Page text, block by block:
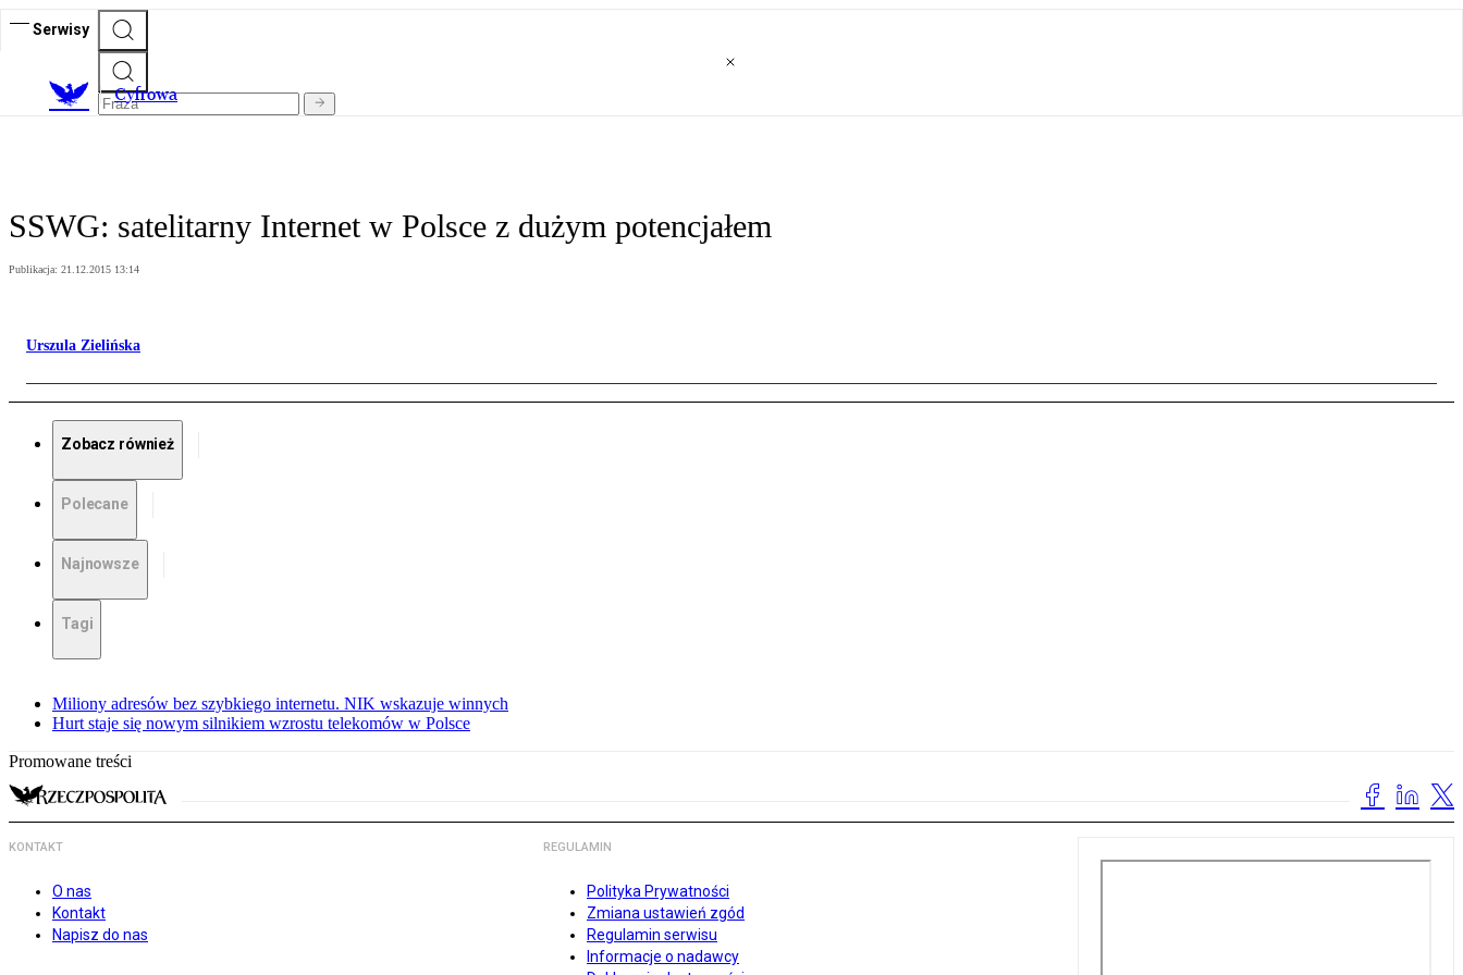
Serwisy
Cyfrowa
SSWG: satelitarny Internet w Polsce z dużym potencjałem
Publikacja: 21.12.2015 13:14
Urszula Zielińska
Zobacz również
Polecane
Najnowsze
Tagi
Miliony adresów bez szybkiego internetu. NIK wskazuje winnych
Hurt staje się nowym silnikiem wzrostu telekomów w Polsce
Promowane treści
KONTAKT
O nas
Kontakt
Napisz do nas
REGULAMIN
Polityka Prywatności
Zmiana ustawień zgód
Regulamin serwisu
Informacje o nadawcy